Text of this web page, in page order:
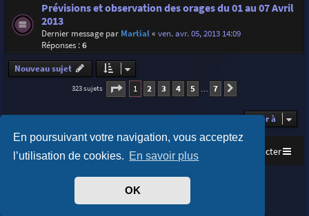
En poursuivant votre navigation, vous acceptez
l’utilisation de cookies. En savoir plus
OK
Prévisions et observation des orages du 01 au 07 Avril
2013
Dernier message par Martial« ven. avr. 05, 2013 14:09
Réponses :6
Nouveau sujet
323 sujets Page 1sur
1 2 3 4 5 … 7
Aller à
Accueil Index du forum Nous contacter
Purplexion style byIan Bradley
phpBB® Forum Software © phpBB Limited
Traduit parphpBB-fr.com